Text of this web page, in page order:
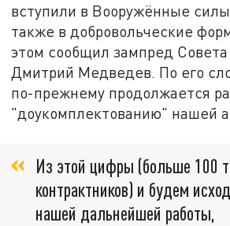
вступили в Вооружённые
также в добровольческие
этом сообщил зампред
Дмитрий Медведев. По его
по-прежнему продолжается
"доукомплектованию" нашей
Из этой цифры (больше 100
контрактников) и будем
нашей дальнейшей работы,